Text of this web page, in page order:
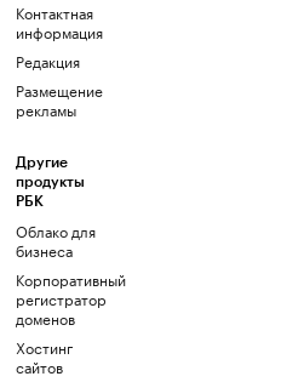
Контактная
информация
Редакция
Размещение
рекламы
Другие
продукты
РБК
Облако для
бизнеса
Корпоративный
регистратор
доменов
Хостинг
сайтов